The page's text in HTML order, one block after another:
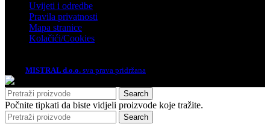
Uvijeti i odredbe
Pravila privatnosti
Mapa stranice
Kolačići/Cookies
MISTRAL d.o.o. sva prava pridržana
Search
Počnite tipkati da biste vidjeli proizvode koje tražite.
Search